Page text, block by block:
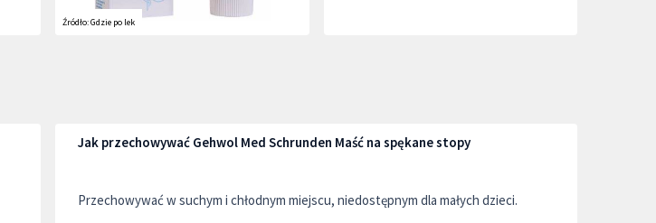
Źródło:Gdzie po lek
Jak przechowywać Gehwol Med Schrunden Maść na spękane stopy
Przechowywać w suchym i chłodnym miejscu, niedostępnym dla małych dzieci.